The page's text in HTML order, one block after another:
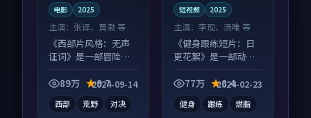
电影 2025
主演： 张译、黄渤 等
《西部片风格：无声
证词》是一部冒险向
在线，配乐与镜头配
89万 9.7
2024-09-14
西部 荒野 对决
短视频 2025
主演：李现、汤唯 等
《健身跟练短片：日
更花絮》是一部动作
彩蛋别错过，字幕区
77万 8.4
2024-02-23
健身 跟练 燃脂